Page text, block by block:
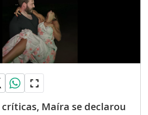
Maíra se declarou